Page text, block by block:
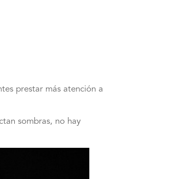
prestar más atención a
sombras, no hay